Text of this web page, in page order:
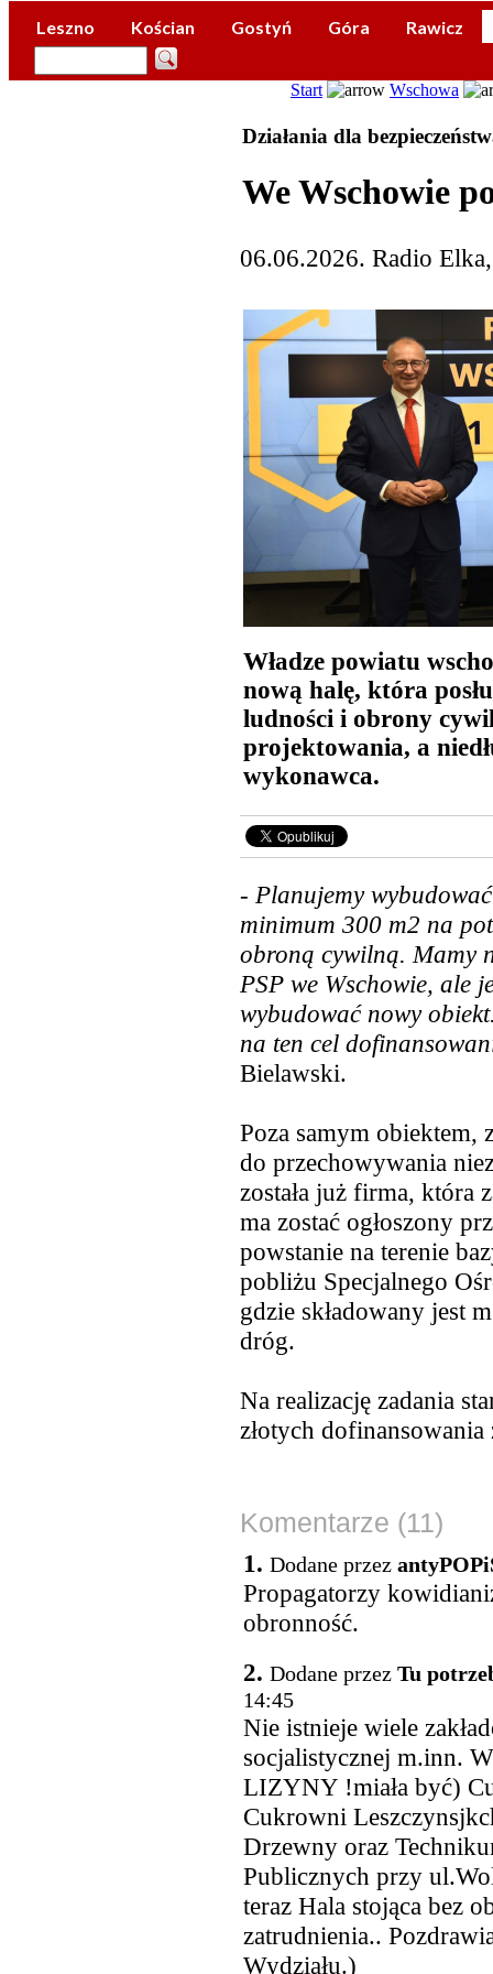
Leszno Kościan Gostyń Góra Rawicz
Start Wschowa
Działania dla
We Wschowie
06.06.2026. Radio
Władze powiatu
nową halę, która
ludności i obrony
projektowania, a
wykonawca.
- Planujemy
minimum 300 m2 na
obroną cywilną. Mamy
PSP we Wschowie, ale
wybudować nowy
na ten cel
Bielawski.
Poza samym obiektem,
do przechowywania
została już firma, która
ma zostać ogłoszony
powstanie na terenie
pobliżu Specjalnego
gdzie składowany jest
dróg.
Na realizację zadania
złotych
Komentarze (11)
1. Dodane przez
Propagatorzy
obronność.
2. Dodane przez Tu
14:45
Nie istnieje wiele
socjalistycznej m.inn.
LIZYNY !miała być)
Cukrowni
Drzewny oraz
Publicznych przy
teraz Hala stojąca bez
zatrudnienia..
Wydziału.)